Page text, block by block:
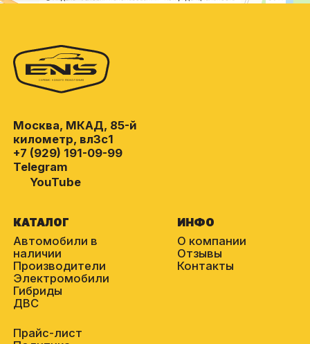
Москва, МКАД, 85-й
километр, вл3с1
+7 (929) 191-09-99
Telegram
YouTube
КАТАЛОГ
Автомобили в
наличии
Производители
Электромобили
Гибриды
ДВС
ИНФО
О компании
Отзывы
Контакты
Прайс-лист